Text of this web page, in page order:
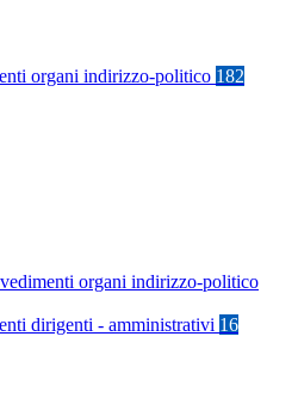
organi indirizzo-politico 182
organi indirizzo-politico
dirigenti - amministrativi 16